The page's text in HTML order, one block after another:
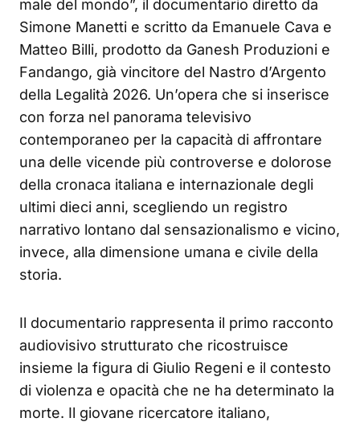
male del mondo”, il documentario diretto da
Simone Manetti e scritto da Emanuele Cava e
Matteo Billi, prodotto da Ganesh Produzioni e
Fandango, già vincitore del Nastro d’Argento
della Legalità 2026. Un’opera che si inserisce
con forza nel panorama televisivo
contemporaneo per la capacità di affrontare
una delle vicende più controverse e dolorose
della cronaca italiana e internazionale degli
ultimi dieci anni, scegliendo un registro
narrativo lontano dal sensazionalismo e vicino,
invece, alla dimensione umana e civile della
storia.
Il documentario rappresenta il primo racconto
audiovisivo strutturato che ricostruisce
insieme la figura di Giulio Regeni e il contesto
di violenza e opacità che ne ha determinato la
morte. Il giovane ricercatore italiano,